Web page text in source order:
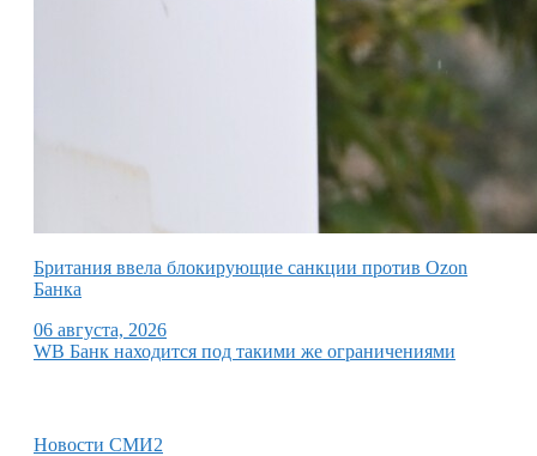
Британия ввела блокирующие санкции против Ozon
Банка
06 августа, 2026
WB Банк находится под такими же ограничениями
Новости СМИ2